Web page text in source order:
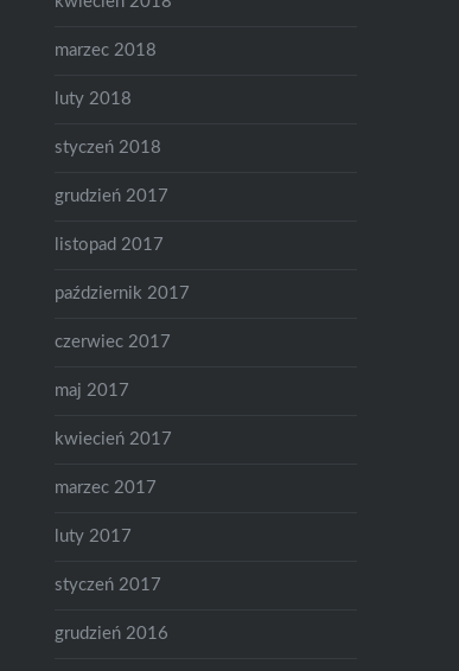
marzec 2018
luty 2018
styczeń 2018
grudzień 2017
listopad 2017
październik 2017
czerwiec 2017
maj 2017
kwiecień 2017
marzec 2017
luty 2017
styczeń 2017
grudzień 2016